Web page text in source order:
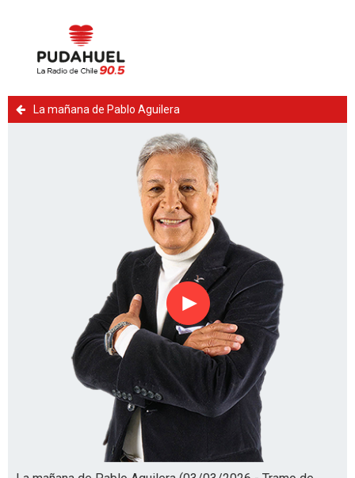
La mañana de Pablo Aguilera
Reproducir